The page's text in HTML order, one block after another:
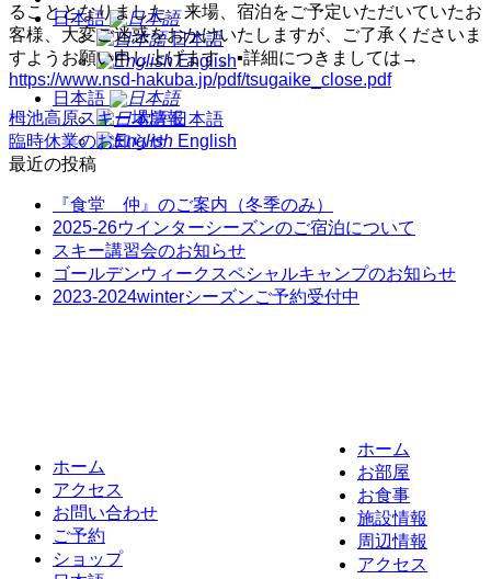
日本語
日本語
English
日本語
日本語
English
ることとなりました。来場、宿泊をご予定いただいていたお
客様、大変ご迷惑をおかけいたしますが、ご了承くださいま
すようお願い申し上げます。▪詳細につきましては→
https://www.nsd-hakuba.jp/pdf/tsugaike_close.pdf
栂池高原スキー場情報
臨時休業のお知らせ
最近の投稿
『食堂 仲』のご案内（冬季のみ）
2025-26ウインターシーズンのご宿泊について
スキー講習会のお知らせ
ゴールデンウィークスペシャルキャンプのお知らせ
2023-2024winterシーズンご予約受付中
ホーム
アクセス
お問い合わせ
ご予約
ショップ
ホーム
お部屋
お食事
施設情報
周辺情報
アクセス